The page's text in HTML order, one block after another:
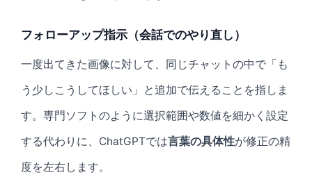
フォローアップ指示（会話でのやり直し）
一度出てきた画像に対して、同じチャットの中で「も
う少しこうしてほしい」と追加で伝えることを指しま
す。専門ソフトのように選択範囲や数値を細かく設定
する代わりに、ChatGPTでは言葉の具体性が修正の精
度を左右します。